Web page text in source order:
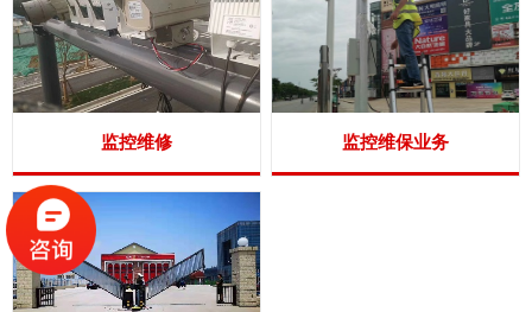
监控维修 监控维保业务